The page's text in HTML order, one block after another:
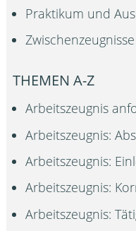
Praktikum und
Zwischenzeugnisse
THEMEN A-Z
Arbeitszeugnis
Arbeitszeugnis:
Arbeitszeugnis:
Arbeitszeugnis:
Arbeitszeugnis: